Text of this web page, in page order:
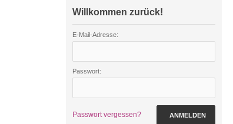
Willkommen zurück!
E-Mail-Adresse:
Passwort:
Passwort vergessen? ANMELDEN